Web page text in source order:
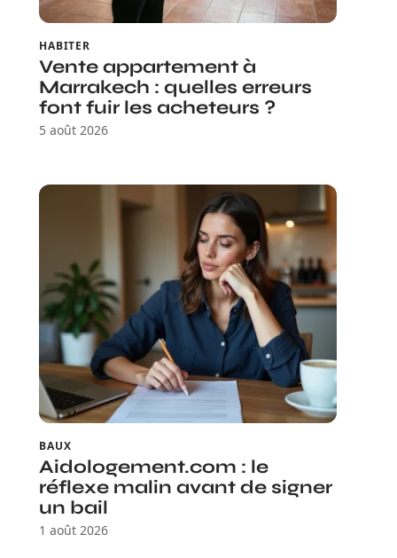
HABITER
Vente appartement à
Marrakech : quelles erreurs
font fuir les acheteurs ?
5 août 2026
BAUX
Aidologement.com : le
réflexe malin avant de signer
un bail
1 août 2026